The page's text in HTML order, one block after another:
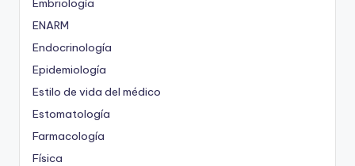
Embriología
ENARM
Endocrinología
Epidemiología
Estilo de vida del médico
Estomatología
Farmacología
Física